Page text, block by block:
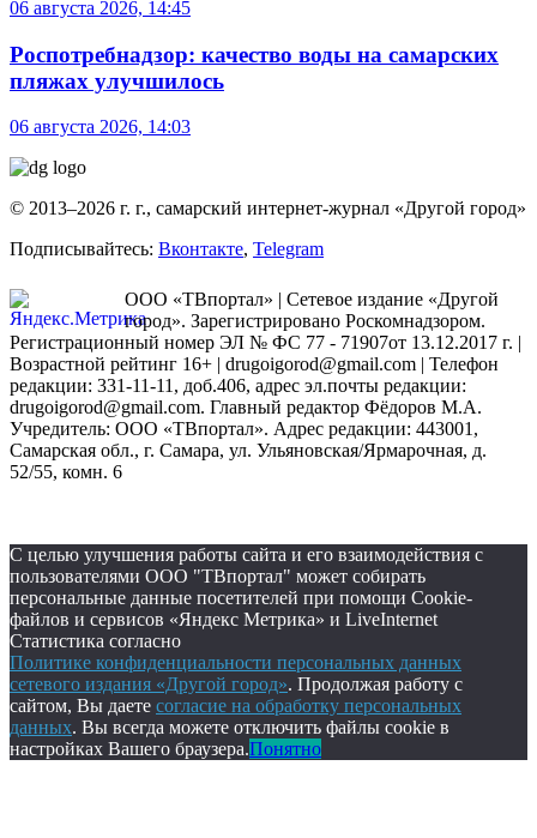
06 августа 2026, 14:45
Роспотребнадзор: качество воды на самарских
пляжах улучшилось
06 августа 2026, 14:03
© 2013–2026 г. г., самарский интернет-журнал «Другой город»
Подписывайтесь: Вконтакте, Telegram
ООО «ТВпортал» | Сетевое издание «Другой
город». Зарегистрировано Роскомнадзором.
Регистрационный номер ЭЛ № ФС 77 - 71907от 13.12.2017 г. |
Возрастной рейтинг 16+ | drugoigorod@gmail.com | Телефон
редакции: 331-11-11, доб.406, адрес эл.почты редакции:
drugoigorod@gmail.com. Главный редактор Фёдоров М.А.
Учредитель: ООО «ТВпортал». Адрес редакции: 443001,
Самарская обл., г. Самара, ул. Ульяновская/Ярмарочная, д.
52/55, комн. 6
С целью улучшения работы сайта и его взаимодействия с
пользователями ООО "ТВпортал" может собирать
персональные данные посетителей при помощи Cookie-
файлов и сервисов «Яндекс Метрика» и LiveInternet
Статистика согласно
Политике конфиденциальности персональных данных
сетевого издания «Другой город». Продолжая работу с
сайтом, Вы даете согласие на обработку персональных
данных. Вы всегда можете отключить файлы cookie в
настройках Вашего браузера.Понятно